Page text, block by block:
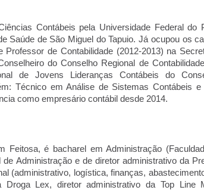
Contábeis pela Universidade Federal do
Saúde de São Miguel do Tapuio. Já ocupou os
Professor de Contabilidade (2012-2013) na
do Conselho Regional de
de Jovens Lideranças Contábeis do
Técnico em Análise de Sistemas Contábeis
como empresário contábil desde 2014.
Feitosa, é bacharel em Administração
Administração e de diretor administrativo da
(administrativo, logística, finanças,
Lex, diretor administrativo da Top Line